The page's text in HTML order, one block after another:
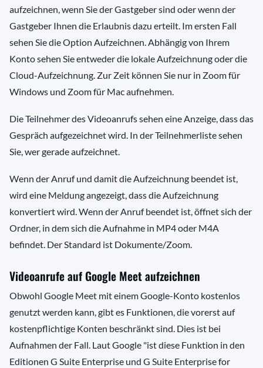
aufzeichnen, wenn Sie der Gastgeber sind oder wenn der
Gastgeber Ihnen die Erlaubnis dazu erteilt. Im ersten Fall
sehen Sie die Option Aufzeichnen. Abhängig von Ihrem
Konto sehen Sie entweder die lokale Aufzeichnung oder die
Cloud-Aufzeichnung. Zur Zeit können Sie nur in Zoom für
Windows und Zoom für Mac aufnehmen.
Die Teilnehmer des Videoanrufs sehen eine Anzeige, dass das
Gespräch aufgezeichnet wird. In der Teilnehmerliste sehen
Sie, wer gerade aufzeichnet.
Wenn der Anruf und damit die Aufzeichnung beendet ist,
wird eine Meldung angezeigt, dass die Aufzeichnung
konvertiert wird. Wenn der Anruf beendet ist, öffnet sich der
Ordner, in dem sich die Aufnahme in MP4 oder M4A
befindet. Der Standard ist Dokumente/Zoom.
Videoanrufe auf Google Meet aufzeichnen
Obwohl Google Meet mit einem Google-Konto kostenlos
genutzt werden kann, gibt es Funktionen, die vorerst auf
kostenpflichtige Konten beschränkt sind. Dies ist bei
Aufnahmen der Fall. Laut Google "ist diese Funktion in den
Editionen G Suite Enterprise und G Suite Enterprise for